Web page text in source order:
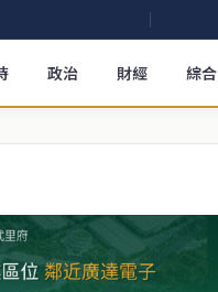
政治 財經 綜合